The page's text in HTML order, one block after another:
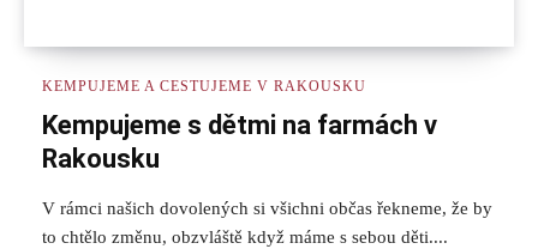
KEMPUJEME A CESTUJEME V RAKOUSKU
Kempujeme s dětmi na farmách v
Rakousku
V rámci našich dovolených si všichni občas řekneme, že by
to chtělo změnu, obzvláště když máme s sebou děti....